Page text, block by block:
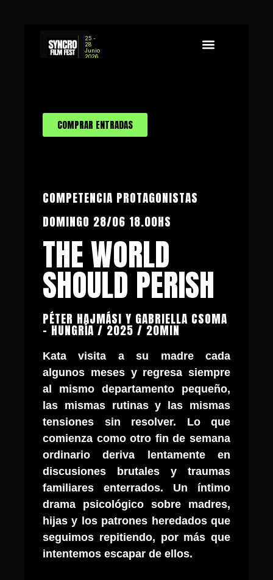
25 -
28
Junio
2026
COMPRAR ENTRADAS
COMPETENCIA PROTAGONISTAS
DOMINGO 28/06 18.00HS
THE WORLD
SHOULD PERISH
PÉTER HAJMÁSI Y GABRIELLA CSOMA
- HUNGRÍA / 2025 / 20MIN
Kata visita a su madre cada
algunos meses y regresa siempre
al mismo departamento pequeño,
las mismas rutinas y las mismas
tensiones sin resolver. Lo que
comienza como otro fin de semana
ordinario deriva lentamente en
discusiones brutales y traumas
familiares enterrados. Un íntimo
drama psicológico sobre madres,
hijas y los patrones heredados que
seguimos repitiendo, por más que
intentemos escapar de ellos.